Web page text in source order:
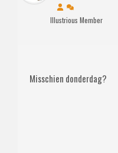
Illustrious Member
Misschien donderdag?